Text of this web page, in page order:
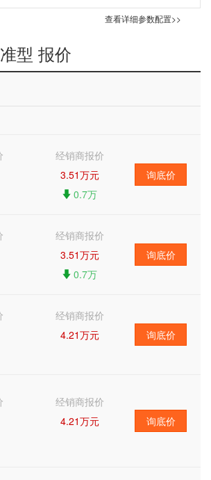
查看详细参数配置>>
型 报价
经销商报价
3.51万元
0.7万
询底价
经销商报价
3.51万元
0.7万
询底价
经销商报价
4.21万元
询底价
经销商报价
4.21万元
询底价